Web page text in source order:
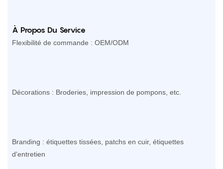
À Propos Du Service
Flexibilité de commande : OEM/ODM
Décorations : Broderies, impression de pompons, etc.
Branding : étiquettes tissées, patchs en cuir, étiquettes
d'entretien